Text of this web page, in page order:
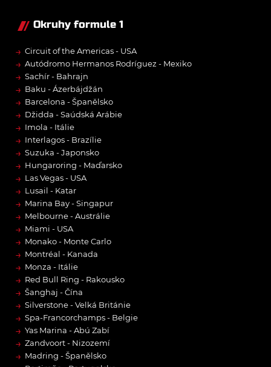
Okruhy formule 1
→ Circuit of the Americas - USA
→ Autódromo Hermanos Rodríguez - Mexiko
→ Sachír - Bahrajn
→ Baku - Ázerbájdžán
→ Barcelona - Španělsko
→ Džidda - Saúdská Arábie
→ Imola - Itálie
→ Interlagos - Brazílie
→ Suzuka - Japonsko
→ Hungaroring - Maďarsko
→ Las Vegas - USA
→ Lusail - Katar
→ Marina Bay - Singapur
→ Melbourne - Austrálie
→ Miami - USA
→ Monako - Monte Carlo
→ Montréal - Kanada
→ Monza - Itálie
→ Red Bull Ring - Rakousko
→ Šanghaj - Čína
→ Silverstone - Velká Británie
→ Spa-Francorchamps - Belgie
→ Yas Marina - Abú Zabí
→ Zandvoort - Nizozemí
→ Madring - Španělsko